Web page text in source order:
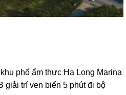
phố ẩm thực Hạ Long Marina
giải trí ven biển 5 phút đi bộ